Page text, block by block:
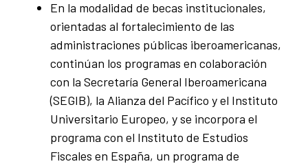
En la modalidad de becas institucionales,
orientadas al fortalecimiento de las
administraciones públicas iberoamericanas,
continúan los programas en colaboración
con la Secretaría General Iberoamericana
(SEGIB), la Alianza del Pacífico y el Instituto
Universitario Europeo, y se incorpora el
programa con el Instituto de Estudios
Fiscales en España, un programa de